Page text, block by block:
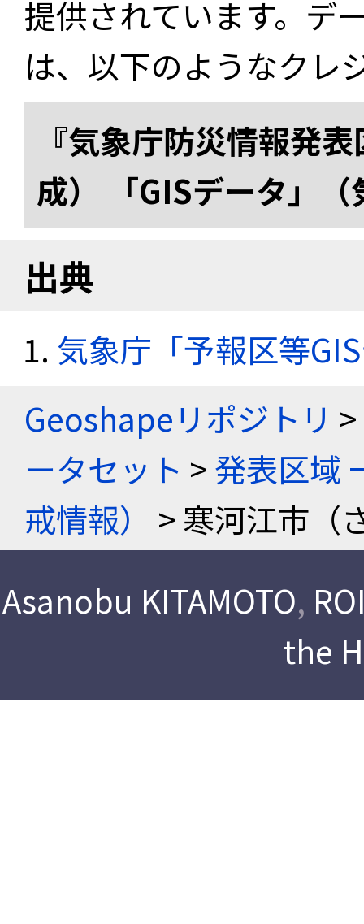
提供されています。デ
は、以下のようなクレ
『気象庁防災情報発
成） 「GISデータ」
出典
気象庁「予報区等
Geoshapeリポジトリ >
ータセット >発表区域
戒情報）
> 寒河江市（
Asanobu KITAMOTO,
the